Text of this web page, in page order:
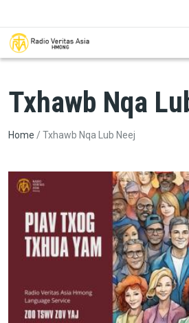
Txhawb Nqa
Breadcrumb
Home Txhawb Nqa Lub Neej